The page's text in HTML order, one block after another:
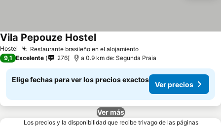
Hostel Restaurante brasileño en el alojamiento
Vila Pepouze Hostel
9,1 Excelente 276 a 0.9 km de: Segunda Praia
Elige fechas para ver los precios exactos
Ver precios
Ver más
Los precios y la disponibilidad que recibe trivago de las páginas